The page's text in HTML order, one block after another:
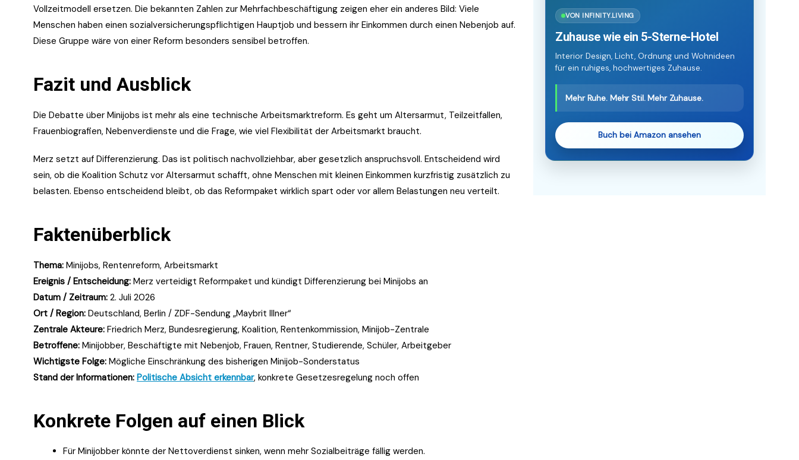
Vollzeitmodell ersetzen. Die bekannten Zahlen zur Mehrfachbeschäftigung zeigen eher ein anderes Bild: Viele
Menschen haben einen sozialversicherungspflichtigen Hauptjob und bessern ihr Einkommen durch einen Nebenjob auf.
Diese Gruppe wäre von einer Reform besonders sensibel betroffen.
Fazit und Ausblick
Die Debatte über Minijobs ist mehr als eine technische Arbeitsmarktreform. Es geht um Altersarmut, Teilzeitfallen,
Frauenbiografien, Nebenverdienste und die Frage, wie viel Flexibilität der Arbeitsmarkt braucht.
Merz setzt auf Differenzierung. Das ist politisch nachvollziehbar, aber gesetzlich anspruchsvoll. Entscheidend wird
sein, ob die Koalition Schutz vor Altersarmut schafft, ohne Menschen mit kleinen Einkommen kurzfristig zusätzlich zu
belasten. Ebenso entscheidend bleibt, ob das Reformpaket wirklich spart oder vor allem Belastungen neu verteilt.
Faktenüberblick
Thema: Minijobs, Rentenreform, Arbeitsmarkt
Ereignis / Entscheidung: Merz verteidigt Reformpaket und kündigt Differenzierung bei Minijobs an
Datum / Zeitraum: 2. Juli 2026
Ort / Region: Deutschland, Berlin / ZDF-Sendung „Maybrit Illner“
Zentrale Akteure: Friedrich Merz, Bundesregierung, Koalition, Rentenkommission, Minijob-Zentrale
Betroffene: Minijobber, Beschäftigte mit Nebenjob, Frauen, Rentner, Studierende, Schüler, Arbeitgeber
Wichtigste Folge: Mögliche Einschränkung des bisherigen Minijob-Sonderstatus
Stand der Informationen: Politische Absicht erkennbar, konkrete Gesetzesregelung noch offen
Konkrete Folgen auf einen Blick
Für Minijobber könnte der Nettoverdienst sinken, wenn mehr Sozialbeiträge fällig werden.
VON INFINITY.LIVING
Zuhause wie ein 5-Sterne-Hotel
Interior Design, Licht, Ordnung und Wohnideen
für ein ruhiges, hochwertiges Zuhause.
Mehr Ruhe. Mehr Stil. Mehr Zuhause.
Buch bei Amazon ansehen